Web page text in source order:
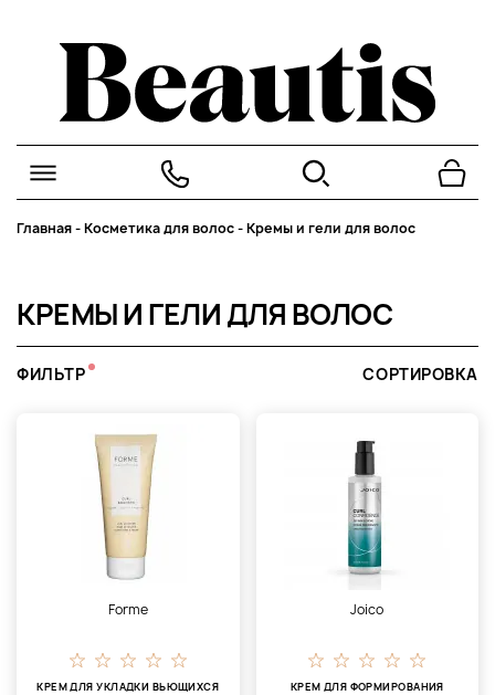
Главная-Косметика для волос-Кремы и гели для волос
КРЕМЫ И ГЕЛИ ДЛЯ ВОЛОС
ФИЛЬТР СОРТИРОВКА
Forme
КРЕМ ДЛЯ УКЛАДКИ ВЬЮЩИХСЯ
Joico
КРЕМ ДЛЯ ФОРМИРОВАНИЯ